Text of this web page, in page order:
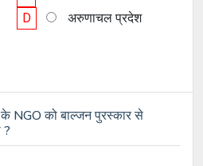
D अरुणाचल प्रदेश
NGO को बाल्जन पुरस्कार से
?